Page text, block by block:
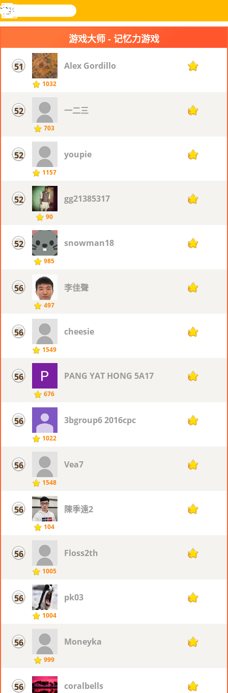
乐和游
搜
寻
登入
功
游戏大师 - 记忆力游戏
51
1032
Alex Gordillo 70
52
703
一二三 69
52
1157
youpie 69
52
90
gg21385317 69
52
985
snowman18 69
56
497
李佳聲 68
56
1549
cheesie 68
56
676
PANG YAT HONG 5A17 68
56
1022
3bgroup6 2016cpc 68
56
1548
Vea7 68
56
104
陳季遠2 68
56
1005
Floss2th 68
56
1004
pk03 68
56
999
Moneyka 68
56 coralbells 68